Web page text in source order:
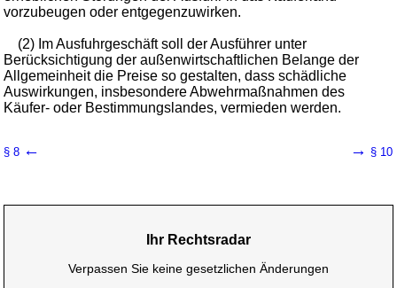
vorzubeugen oder entgegenzuwirken.
(2) Im Ausfuhrgeschäft soll der Ausführer unter
Berücksichtigung der außenwirtschaftlichen Belange der
Allgemeinheit die Preise so gestalten, dass schädliche
Auswirkungen, insbesondere Abwehrmaßnahmen des
Käufer- oder Bestimmungslandes, vermieden werden.
§ 8 ← → § 10
Ihr Rechtsradar
Verpassen Sie keine gesetzlichen Änderungen